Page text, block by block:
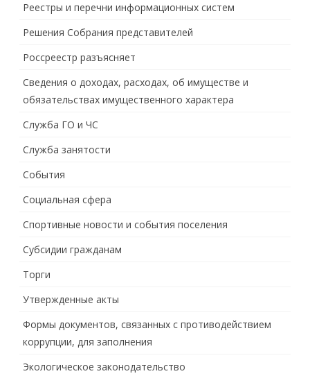
Реестры и перечни информационных систем
Решения Собрания представителей
Россреестр разъясняет
Сведения о доходах, расходах, об имуществе и
обязательствах имущественного характера
Служба ГО и ЧС
Служба занятости
События
Социальная сфера
Спортивные новости и события поселения
Субсидии гражданам
Торги
Утвержденные акты
Формы документов, связанных с противодействием
коррупции, для заполнения
Экологическое законодательство